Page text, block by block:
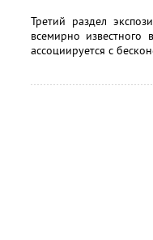
Третий раздел
всемирно известного
ассоциируется с